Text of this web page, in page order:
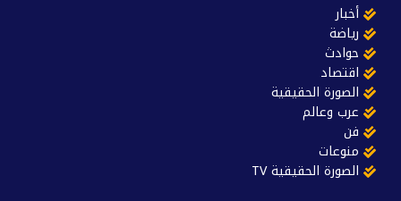
أخبار
رياضة
حوادث
اقتصاد
الصورة الحقيقية
عرب وعالم
فن
منوعات
الصورة الحقيقية TV